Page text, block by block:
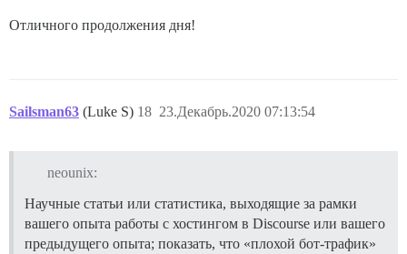
Отличного продолжения дня!
Sailsman63 (Luke S) 23.Декабрь.2020 07:13:54
18
neounix:
Научные статьи или статистика, выходящие за рамки
вашего опыта работы с хостингом в Discourse или вашего
предыдущего опыта; показать, что «плохой бот-трафик»